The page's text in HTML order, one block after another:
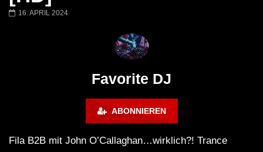
16. APRIL 2024
Favorite DJ
ABONNIEREN
Fila B2B mit John O’Callaghan…wirklich?! Trance